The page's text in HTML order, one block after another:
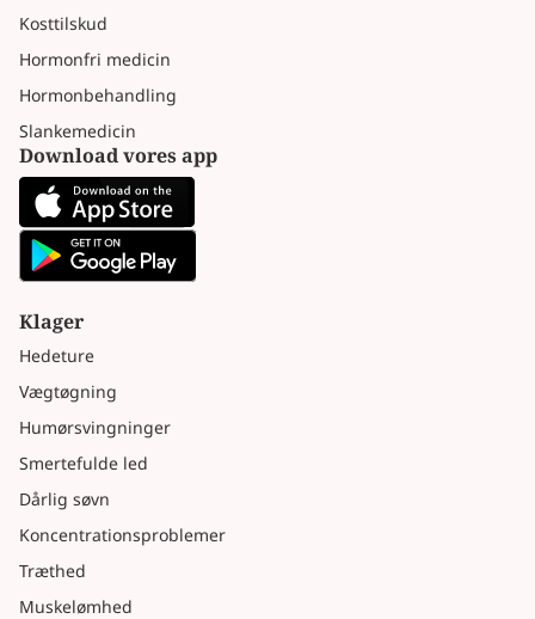
Kosttilskud
Hormonfri medicin
Hormonbehandling
Slankemedicin
Download vores app
Klager
Hedeture
Vægtøgning
Humørsvingninger
Smertefulde led
Dårlig søvn
Koncentrationsproblemer
Træthed
Muskelømhed